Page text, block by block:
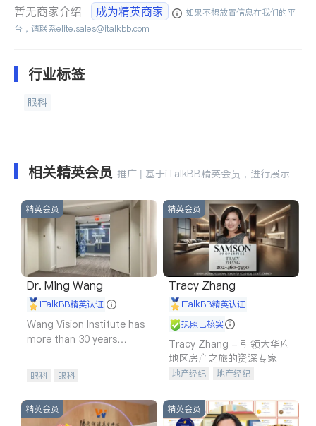
暂无商家介绍 成为精英商家
如果不想放置信息在我们的平
台，请联系elite.sales@italkbb.com
行业标签
眼科
相关精英会员 推广 | 基于iTalkBB精英会员，进行展示
精英会员
Dr. Ming Wang
iTalkBB精英认证
Wang Vision Institute has
more than 30 years
眼科 眼科
精英会员
Tracy Zhang
iTalkBB精英认证
执照已核实
Tracy Zhang - 引领大华府
地区房产之旅的资深专家
地产经纪
地产经纪
商铺租售
开发商建商
精英会员 精英会员